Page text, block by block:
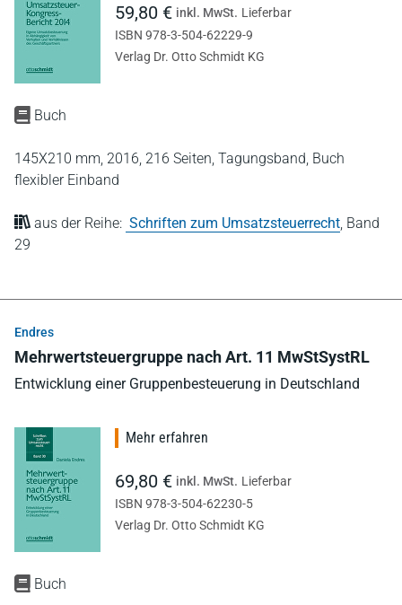
Buch
145X210 mm, 2016, 216 Seiten, Tagungsband, Buch
flexibler Einband
aus der Reihe: Schriften zum Umsatzsteuerrecht Band
29
59,80 € inkl. MwSt. Lieferbar
ISBN 978-3-504-62229-9
Verlag Dr. Otto Schmidt KG
Endres
Mehrwertsteuergruppe nach Art. 11 MwStSystRL
Entwicklung einer Gruppenbesteuerung in Deutschland
Buch
Mehr erfahren
69,80 € inkl. MwSt. Lieferbar
ISBN 978-3-504-62230-5
Verlag Dr. Otto Schmidt KG